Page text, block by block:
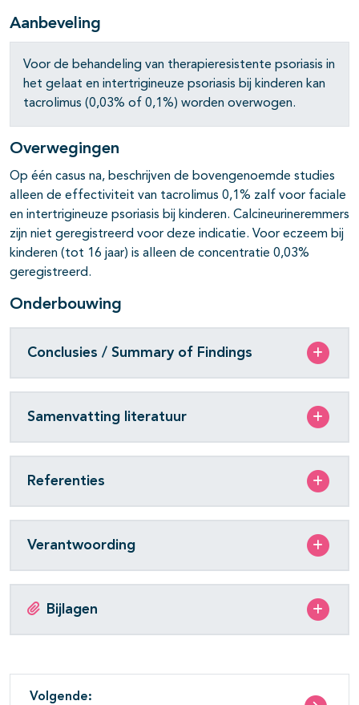
open- en dichtklappen
Aanbeveling
Voor de behandeling van therapieresistente psoriasis in
het gelaat en intertrigineuze psoriasis bij kinderen kan
tacrolimus (0,03% of 0,1%) worden overwogen.
Overwegingen
Op één casus na, beschrijven de bovengenoemde studies
alleen de effectiviteit van tacrolimus 0,1% zalf voor faciale
en intertrigineuze psoriasis bij kinderen. Calcineurineremmers
zijn niet geregistreerd voor deze indicatie. Voor eczeem bij
kinderen (tot 16 jaar) is alleen de concentratie 0,03%
geregistreerd.
Onderbouwing
Conclusies / Summary of Findings
Samenvatting literatuur
Referenties
Verantwoording
Bijlagen
Volgende: